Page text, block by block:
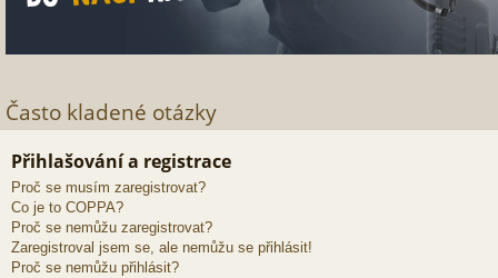
Často kladené otázky
Přihlašování a registrace
Proč se musím zaregistrovat?
Co je to COPPA?
Proč se nemůžu zaregistrovat?
Zaregistroval jsem se, ale nemůžu se přihlásit!
Proč se nemůžu přihlásit?